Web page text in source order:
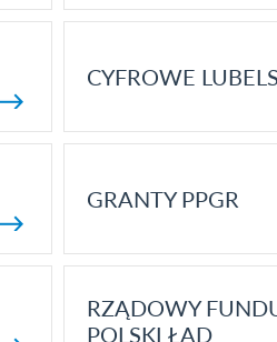
CYFROWE
GRANTY PPGR
RZĄDOWY
POLSKI ŁAD